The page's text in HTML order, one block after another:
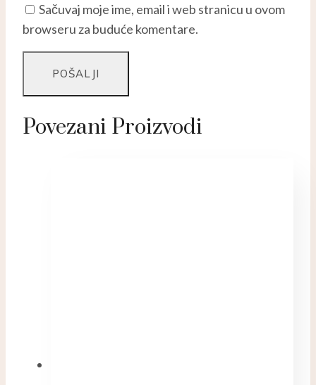
Sačuvaj moje ime, email i web stranicu u ovom
browseru za buduće komentare.
Povezani Proizvodi